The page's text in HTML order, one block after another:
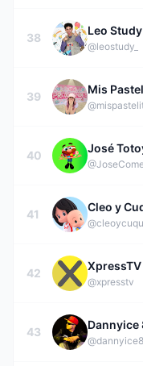
38
Leo Study
@leostudy_
39
Mis
40
José
41
Cleo y
42
XpressTV
@xpresstv
43
Dannyice
@dannyice8